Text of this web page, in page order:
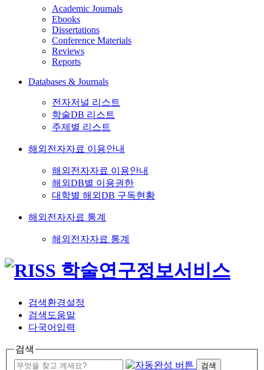
Academic Journals
Ebooks
Dissertations
Conference Materials
Reviews
Reports
Databases & Journals
전자저널 리스트
학술DB 리스트
주제별 리스트
해외전자자료 이용안내
해외전자자료 이용안내
해외DB별 이용권한
대학별 해외DB 구독현황
해외전자자료 통계
해외전자자료 통계
검색환경설정
검색도움말
다국어입력
검색
검색